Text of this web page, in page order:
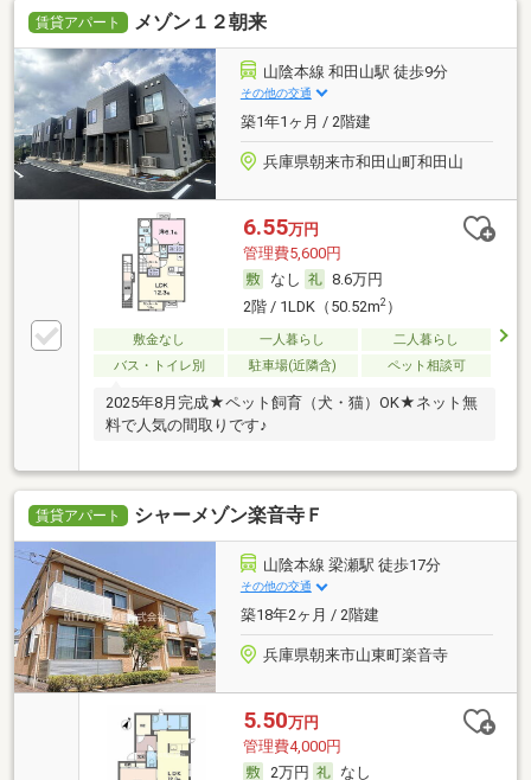
賃貸アパート メゾン１２朝来
山陰本線 和田山駅 徒歩9分
その他の交通
築1年1ヶ月 / 2階建
兵庫県朝来市和田山町和田山
6.55万円
管理費5,600円
なし
8.6万円
2階 / 1LDK（50.52m2）
敷金なし 一人暮らし
二人暮らし
バス・トイレ別
駐車場(近隣含) ペット相談可
2025年8月完成★ペット飼育（犬・猫）OK★ネット無
料で人気の間取りです♪
賃貸アパート シャーメゾン楽音寺Ｆ
山陰本線 梁瀬駅 徒歩17分
その他の交通
築18年2ヶ月 / 2階建
兵庫県朝来市山東町楽音寺
5.50万円
管理費4,000円
2万円
なし